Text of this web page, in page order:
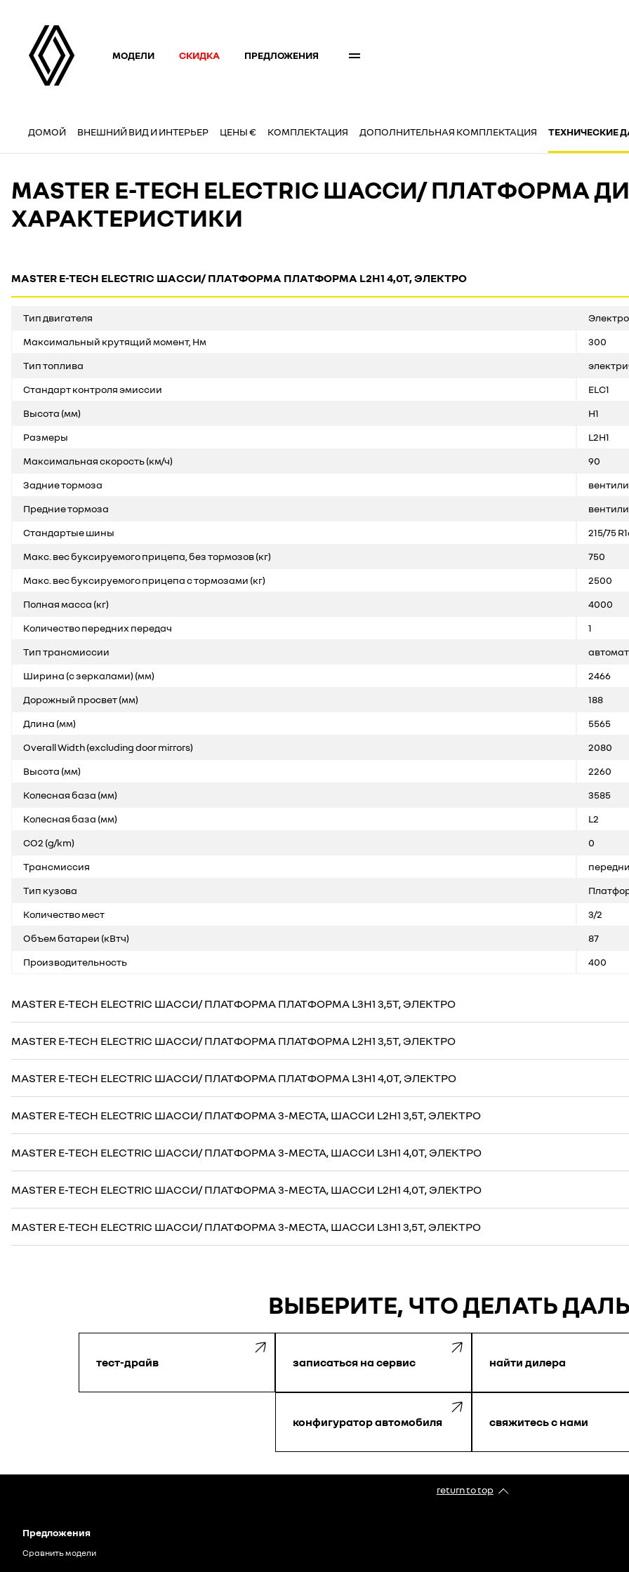
МОДЕЛИ СКИДКА ПРЕДЛОЖЕНИЯ
ДОМОЙ ВНЕШНИЙ ВИД И ИНТЕРЬЕР ЦЕНЫ € КОМПЛЕКТАЦИЯ ДОПОЛНИТЕЛЬНАЯ КОМПЛЕКТАЦИЯ ТЕХНИЧЕСКИЕ
MASTER E-TECH ELECTRIC ШАССИ/ ПЛАТФОРМА
ХАРАКТЕРИСТИКИ
MASTER E-TECH ELECTRIC ШАССИ/ ПЛАТФОРМА ПЛАТФОРМА L2H1 4,0Т, ЭЛЕКТРО
Тип двигателя
Электро
Максимальный крутящий момент, Нм
300
Тип топлива
Стандарт контроля эмиссии
ELC1
Высота (мм)
H1
Размеры
L2H1
Максимальная скорость (км/ч)
90
Задние тормоза
Предние тормоза
Стандартые шины
215/75
Макс. вес буксируемого прицепа, без тормозов (кг)
750
Макс. вес буксируемого прицепа с тормозами (кг)
2500
Полная масса (кг)
4000
Количество передних передач
1
Тип трансмиссии
автомат
Ширина (с зеркалами) (мм)
2466
Дорожный просвет (мм)
188
Длина (мм)
5565
Overall Width (excluding door mirrors)
2080
Высота (мм)
2260
Колесная база (мм)
3585
Колесная база (мм)
L2
CO2 (g/km)
0
Трансмиссия
Тип кузова
Количество мест
3/2
Объем батареи (кВтч)
87
Производительность
400
MASTER E-TECH ELECTRIC ШАССИ/ ПЛАТФОРМА ПЛАТФОРМА L3H1 3,5Т, ЭЛЕКТРО
MASTER E-TECH ELECTRIC ШАССИ/ ПЛАТФОРМА ПЛАТФОРМА L2H1 3,5Т, ЭЛЕКТРО
MASTER E-TECH ELECTRIC ШАССИ/ ПЛАТФОРМА ПЛАТФОРМА L3H1 4,0Т, ЭЛЕКТРО
MASTER E-TECH ELECTRIC ШАССИ/ ПЛАТФОРМА 3-МЕСТА, ШАССИ L2H1 3,5Т, ЭЛЕКТРО
MASTER E-TECH ELECTRIC ШАССИ/ ПЛАТФОРМА 3-МЕСТА, ШАССИ L3H1 4,0Т, ЭЛЕКТРО
MASTER E-TECH ELECTRIC ШАССИ/ ПЛАТФОРМА 3-МЕСТА, ШАССИ L2H1 4,0Т, ЭЛЕКТРО
MASTER E-TECH ELECTRIC ШАССИ/ ПЛАТФОРМА 3-МЕСТА, ШАССИ L3H1 3,5Т, ЭЛЕКТРО
ВЫБЕРИТЕ, ЧТО ДЕЛАТЬ
тест-драйв записаться на сервис найти дилера
конфигуратор автомобиля свяжитесь с нами
return to top
Предложения
Сравнить модели